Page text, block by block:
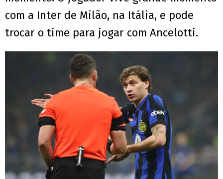
com a Inter de Milão, na Itália, e pode
trocar o time para jogar com Ancelotti.